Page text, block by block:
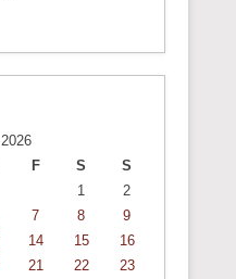
F S
S
1
2
7 8
9
14 15
16
21 22
23